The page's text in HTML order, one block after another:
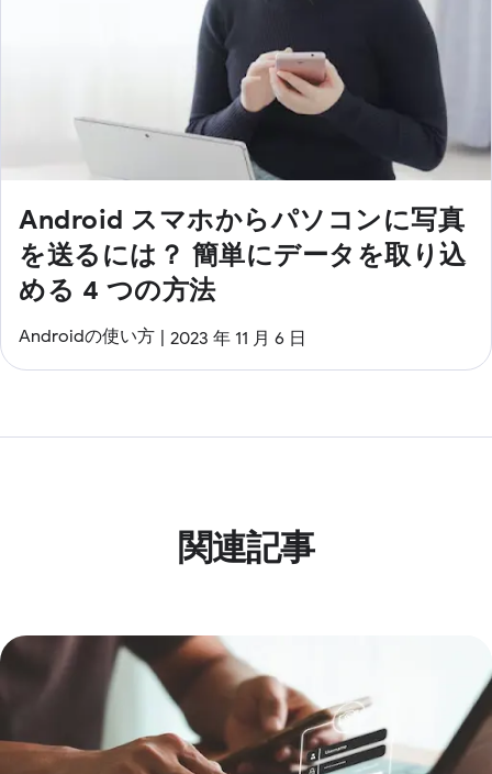
Android スマホからパソコンに写真
を送るには？ 簡単にデータを取り込
める 4 つの方法
Androidの使い方 2023 年 11 月 6 日
関連記事